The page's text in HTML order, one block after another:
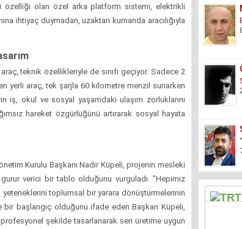
özelliği olan özel arka platform sistemi, elektrikli
ihtiyaç duymadan, uzaktan kumanda aracılığıyla
teknik özellikleriyle de sınıfı geçiyor. Sadece 2
yerli araç, tek şarjla 60 kilometre menzil sunarken
iş, okul ve sosyal yaşamdaki ulaşım zorluklarını
hareket özgürlüğünü artırarak sosyal hayata
Kurulu Başkanı Nadir Küpeli, projenin mesleki
verici bir tablo olduğunu vurguladı. "Hepimiz
toplumsal bir yarara dönüştürmelerinin
başlangıç olduğunu ifade eden Başkan Küpeli,
şekilde tasarlanarak seri üretime uygun